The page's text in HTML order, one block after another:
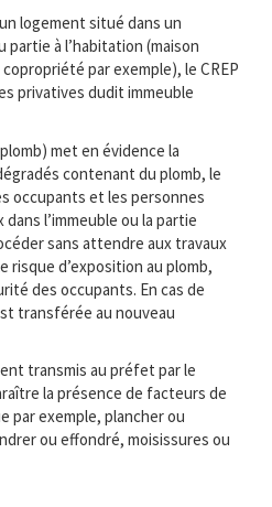
logement situé dans un
à l’habitation (maison
par exemple), le CREP
privatives dudit immeuble
met en évidence la
contenant du plomb, le
occupants et les personnes
l’immeuble ou la partie
sans attendre aux travaux
risque d’exposition au plomb,
des occupants. En cas de
transférée au nouveau
transmis au préfet par le
la présence de facteurs de
par exemple, plancher ou
ou effondré, moisissures ou